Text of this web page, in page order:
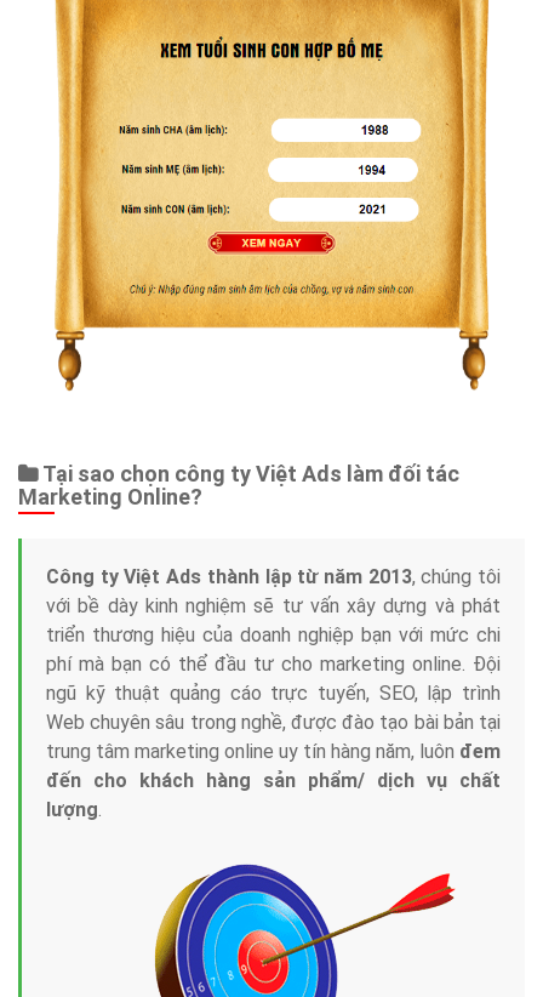
Tại sao chọn công ty Việt Ads làm đối tác
Marketing Online?
Công ty Việt Ads thành lập từ năm 2013, chúng tôi
với bề dày kinh nghiệm sẽ tư vấn xây dựng và phát
triển thương hiệu của doanh nghiệp bạn với mức chi
phí mà bạn có thể đầu tư cho marketing online. Đội
ngũ kỹ thuật quảng cáo trực tuyến, SEO, lập trình
Web chuyên sâu trong nghề, được đào tạo bài bản tại
trung tâm marketing online uy tín hàng năm, luôn đem
đến cho khách hàng sản phẩm/ dịch vụ chất
lượng.